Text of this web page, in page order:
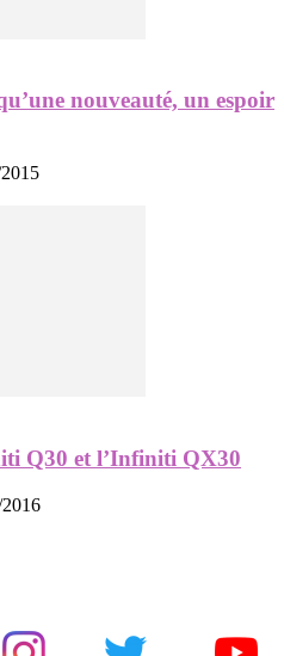
nouveauté, un espoir
Q30 et l’Infiniti QX30